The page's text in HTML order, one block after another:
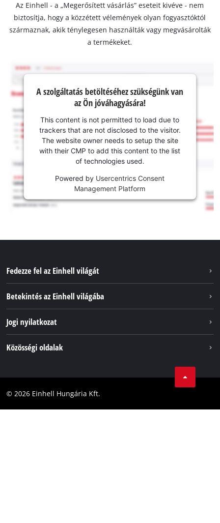
Az Einhell - a „Megerősített vásárlás” eseteit kivéve - nem
biztosítja, hogy a közzétett vélemények olyan fogyasztóktól
származnak, akik ténylegesen használták vagy megvásárolták
a termékeket.
A szolgáltatás betöltéséhez szükségünk van
az Ön jóváhagyására!
This content is not permitted to load due to
trackers that are not disclosed to the visitor.
The website owner needs to setup the site
with their CMP to add this content to the list
of technologies used.
Powered by Usercentrics Consent
Management Platform
Fedezze fel az Einhell világát
Betekintés az Einhell világába
Az Einhell világszerte
Jogi nyilatkozat
Akadálymentesítési Nyilatkozat
Közösségi oldalak
Facebook
© 2026 Einhell Hungária Kft.